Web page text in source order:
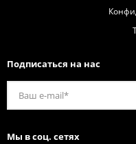
Подписаться на нас
Мы в соц. сетях